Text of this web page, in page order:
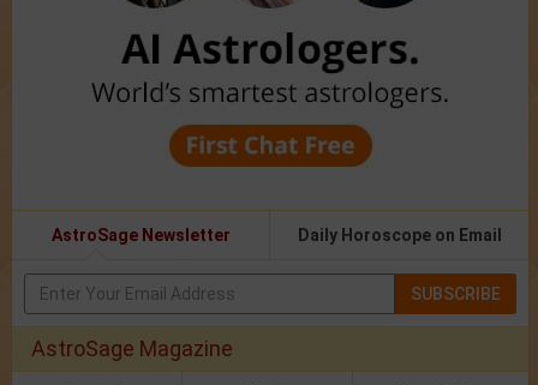
AstroSage Newsletter Daily Horoscope on Email
SUBSCRIBE
AstroSage Magazine